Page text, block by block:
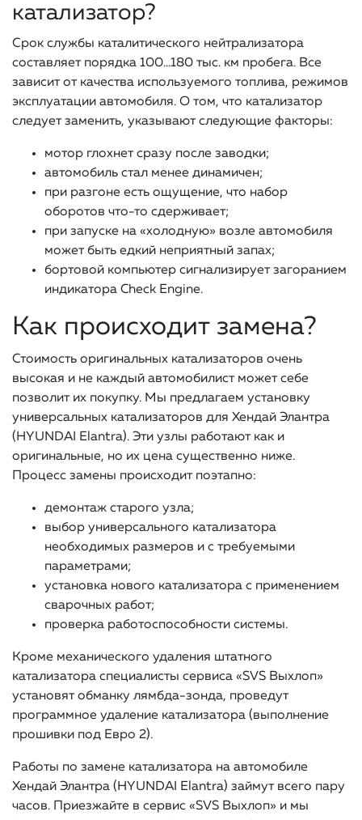
катализатор?
Срок службы каталитического нейтрализатора
составляет порядка 100…180 тыс. км пробега. Все
зависит от качества используемого топлива, режимов
эксплуатации автомобиля. О том, что катализатор
следует заменить, указывают следующие факторы:
мотор глохнет сразу после заводки;
автомобиль стал менее динамичен;
при разгоне есть ощущение, что набор
оборотов что-то сдерживает;
при запуске на «холодную» возле автомобиля
может быть едкий неприятный запах;
бортовой компьютер сигнализирует загоранием
индикатора Check Engine.
Как происходит замена?
Стоимость оригинальных катализаторов очень
высокая и не каждый автомобилист может себе
позволит их покупку. Мы предлагаем установку
универсальных катализаторов для Хендай Элантра
(HYUNDAI Elantra). Эти узлы работают как и
оригинальные, но их цена существенно ниже.
Процесс замены происходит поэтапно:
демонтаж старого узла;
выбор универсального катализатора
необходимых размеров и с требуемыми
параметрами;
установка нового катализатора с применением
сварочных работ;
проверка работоспособности системы.
Кроме механического удаления штатного
катализатора специалисты сервиса «SVS Выхлоп»
установят обманку лямбда-зонда, проведут
программное удаление катализатора (выполнение
прошивки под Евро 2).
Работы по замене катализатора на автомобиле
Хендай Элантра (HYUNDAI Elantra) займут всего пару
часов. Приезжайте в сервис «SVS Выхлоп» и мы